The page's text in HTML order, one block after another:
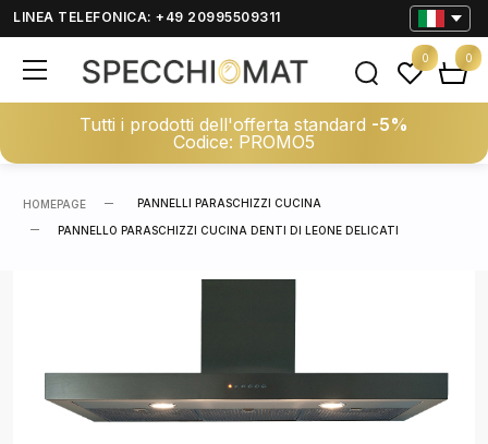
LINEA TELEFONICA: +49 20995509311
Tutti i prodotti dell'offerta standard -5%
Codice: PROMO5
0 0
HOMEPAGE PANNELLI PARASCHIZZI CUCINA
PANNELLO PARASCHIZZI CUCINA DENTI DI LEONE DELICATI